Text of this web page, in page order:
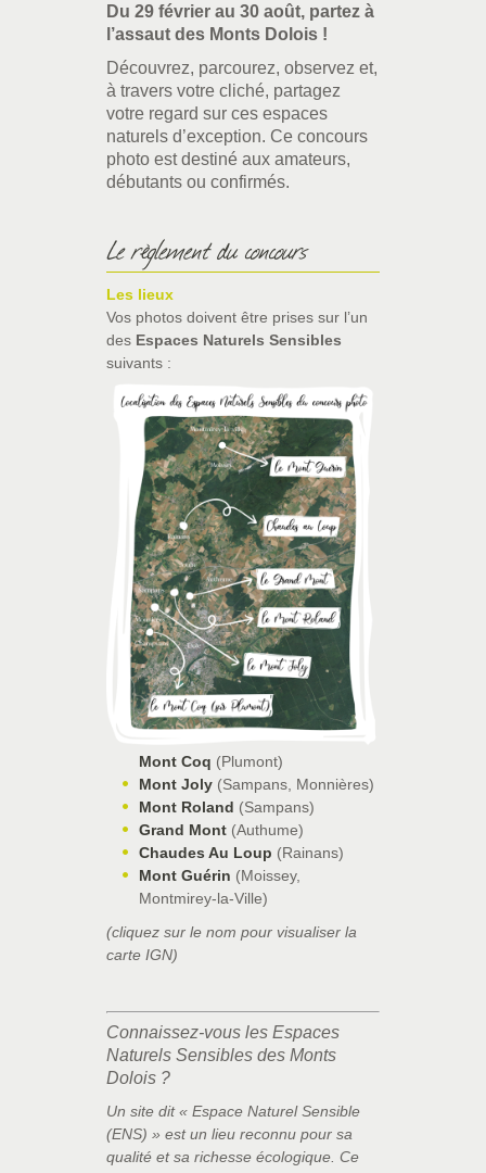
Du 29 février au 30 août, partez à
l’assaut des Monts Dolois !
Découvrez, parcourez, observez et,
à travers votre cliché, partagez
votre regard sur ces espaces
naturels d’exception. Ce concours
photo est destiné aux amateurs,
débutants ou confirmés.
Le règlement du concours
Les lieux
Vos photos doivent être prises sur l’un
des Espaces Naturels Sensibles
suivants :
Mont Coq (Plumont)
Mont Joly (Sampans, Monnières)
Mont Roland (Sampans)
Grand Mont (Authume)
Chaudes Au Loup (Rainans)
Mont Guérin (Moissey,
Montmirey-la-Ville)
(cliquez sur le nom pour visualiser la
carte IGN)
Connaissez-vous les Espaces
Naturels Sensibles des Monts
Dolois ?
Un site dit « Espace Naturel Sensible
(ENS) » est un lieu reconnu pour sa
qualité et sa richesse écologique. Ce